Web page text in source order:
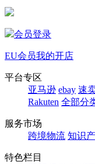
会员登录
EU会员我的开店
平台专区
亚马逊 ebay 速
Rakuten 全部分
服务市场
跨境物流 知识
特色栏目